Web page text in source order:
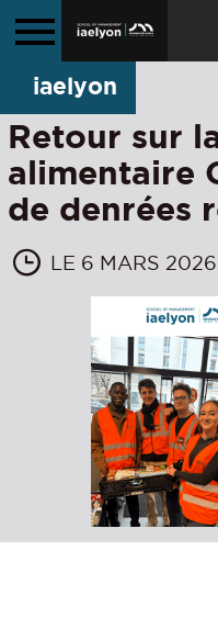
iaelyon
Retour sur
alimentaire
de denrées
LE 6 MARS 2026